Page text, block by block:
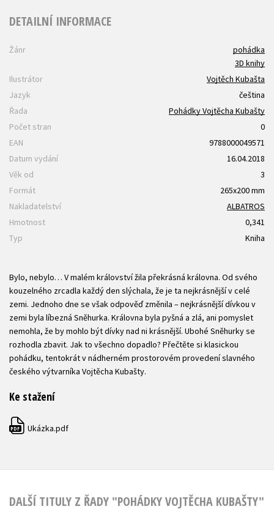
DETAILNÍ INFORMACE
Žánr
pohádka
3D knihy
Ilustrátor
Vojtěch Kubašta
Jazyk
čeština
Řada
Pohádky Vojtěcha Kubašty
Počet stran
0
EAN
9788000049571
Datum vydání
16.04.2018
Věk od
3
Formát
265x200 mm
Nakladatelství
ALBATROS
Hmotnost
0,341
Typ
Kniha
Bylo, nebylo… V malém království žila překrásná královna. Od svého
kouzelného zrcadla každý den slýchala, že je ta nejkrásnější v celé
zemi. Jednoho dne se však odpověď změnila – nejkrásnější dívkou v
zemi byla líbezná Sněhurka. Královna byla pyšná a zlá, ani pomyslet
nemohla, že by mohlo být dívky nad ni krásnější. Ubohé Sněhurky se
rozhodla zbavit. Jak to všechno dopadlo? Přečtěte si klasickou
pohádku, tentokrát v nádherném prostorovém provedení slavného
českého výtvarníka Vojtěcha Kubašty.
Ke stažení
PDF Ukázka.pdf
DALŠÍ TITULY Z ŘADY "POHÁDKY VOJTĚCHA KUBAŠTY"